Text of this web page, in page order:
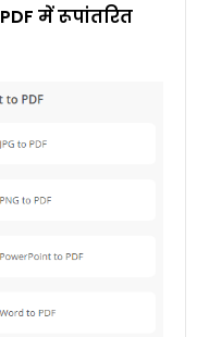
में रूपांतरित